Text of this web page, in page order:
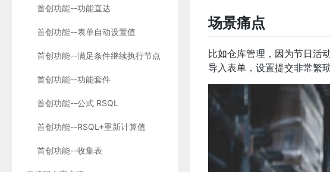
首创功能--功能直达
首创功能--表单自动设置值
首创功能--满足条件继续执行节点
首创功能--功能套件
首创功能--公式 RSQL
首创功能--RSQL+重新计算值
首创功能--收集表
场景痛点
比如仓库管理，因为节日活
导入表单，设置提交非常繁琐